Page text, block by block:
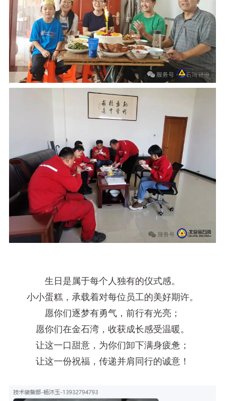
生日是属于每个人独有的仪式感。
小小蛋糕，承载着对每位员工的美好期许。
愿你们逐梦有勇气，前行有光亮；
愿你们在金石湾，收获成长感受温暖。
让这一口甜意，为你们卸下满身疲惫；
让这一份祝福，传递并肩同行的诚意！